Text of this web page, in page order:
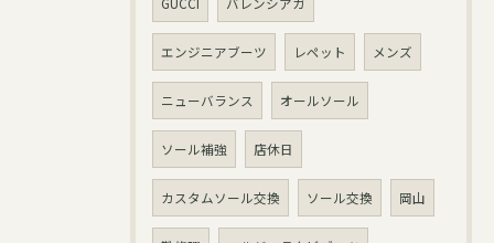
エンジニアブーツ レペット メンズ
ニューバランス オールソール
ソール補強 店休日
カスタムソール交換 ソール交換 岡山